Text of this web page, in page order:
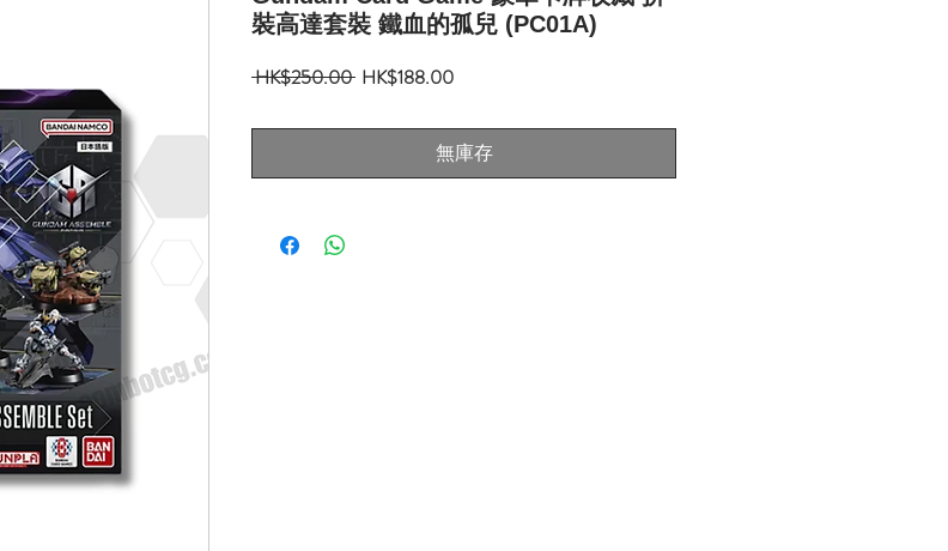
裝高達套裝 鐵血的孤兒 (PC01A)
HK$250.00 一
價
HK$188.00促
價
格
無庫存